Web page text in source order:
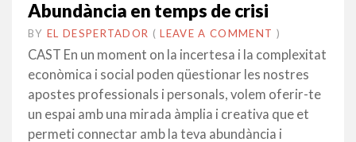
Abundància en temps de crisi
BY EL DESPERTADOR ON
28
AGOST
•(LEAVE A COMMENT )
CAST En un moment on la incertesa i la complexitat
econòmica i social poden qüestionar les nostres
apostes professionals i personals, volem oferir-te
un espai amb una mirada àmplia i creativa que et
permeti connectar amb la teva abundància i